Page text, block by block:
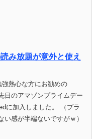
み放題が意外と使え
熱心な方にお勧めの
日のアマゾンプライムデー
に加入しました。 （プラ
感が半端ないですがｗ）